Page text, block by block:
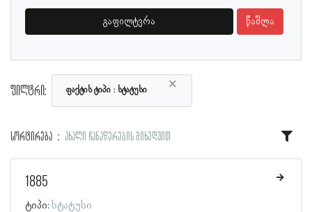
გაფილტვრა წაშლა
ფილტრი: ×
ფაქტის ტიპი სტატუსი
სორტირება ახალი ჩანაწერების მიხედვით
1885
ტიპი: სტატუსი